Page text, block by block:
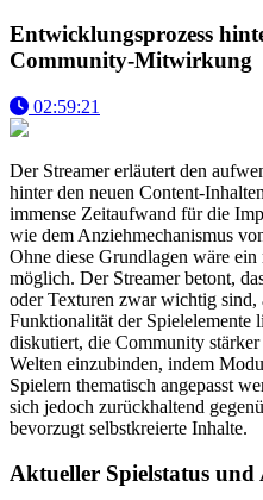
Entwicklungsprozess
Community-Mitwirkung
02:59:21
Der Streamer erläutert den
hinter den neuen Content-
immense Zeitaufwand für die
wie dem Anziehmechanismus
Ohne diese Grundlagen wäre
möglich. Der Streamer betont,
oder Texturen zwar wichtig sind,
Funktionalität der Spielelemente
diskutiert, die Community
Welten einzubinden, indem
Spielern thematisch angepasst
sich jedoch zurückhaltend
bevorzugt selbstkreierte Inhalte.
Aktueller Spielstatus und